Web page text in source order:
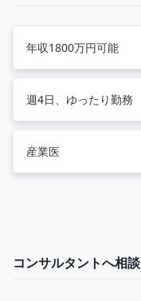
年収1800万円可能
週4日、ゆったり勤務
産業医
コンサルタントへ相談